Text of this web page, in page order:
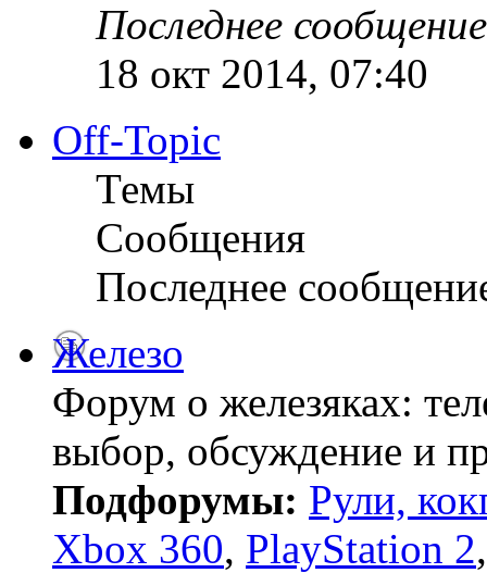
Последнее сообщение
18 окт 2014, 07:40
Off-Topic
Темы
Сообщения
Последнее
Железо
Форум о железяках:
выбор, обсуждение и
Подфорумы: Рули,
Xbox 360, PlayStation 2